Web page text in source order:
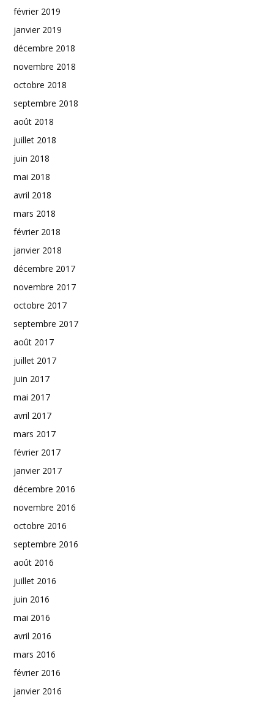
février 2019
janvier 2019
décembre 2018
novembre 2018
octobre 2018
septembre 2018
août 2018
juillet 2018
juin 2018
mai 2018
avril 2018
mars 2018
février 2018
janvier 2018
décembre 2017
novembre 2017
octobre 2017
septembre 2017
août 2017
juillet 2017
juin 2017
mai 2017
avril 2017
mars 2017
février 2017
janvier 2017
décembre 2016
novembre 2016
octobre 2016
septembre 2016
août 2016
juillet 2016
juin 2016
mai 2016
avril 2016
mars 2016
février 2016
janvier 2016